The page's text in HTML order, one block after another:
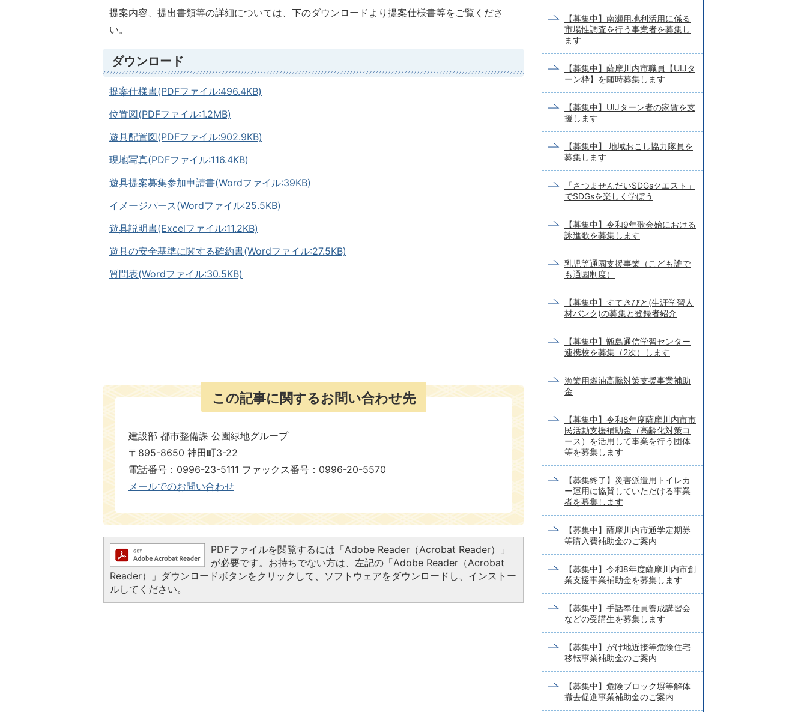
提案内容、提出書類等の詳細については、下のダウンロードより提案仕様書等をご覧くださ
い。
ダウンロード
提案仕様書(PDFファイル:496.4KB)
位置図(PDFファイル:1.2MB)
遊具配置図(PDFファイル:902.9KB)
現地写真(PDFファイル:116.4KB)
遊具提案募集参加申請書(Wordファイル:39KB)
イメージパース(Wordファイル:25.5KB)
遊具説明書(Excelファイル:11.2KB)
遊具の安全基準に関する確約書(Wordファイル:27.5KB)
質問表(Wordファイル:30.5KB)
この記事に関するお問い合わせ先
建設部 都市整備課 公園緑地グループ
〒895-8650 神田町3-22
電話番号：0996-23-5111 ファックス番号：0996-20-5570​​​​​​​
メールでのお問い合わせ
PDFファイルを閲覧するには「Adobe Reader（Acrobat Reader）」
が必要です。お持ちでない方は、左記の「Adobe Reader（Acrobat
Reader）」ダウンロードボタンをクリックして、ソフトウェアをダウンロードし、インストー
ルしてください。
【募集中】南瀬用地利活用に係る
市場性調査を行う事業者を募集し
ます
【募集中】薩摩川内市職員【UIJタ
ーン枠】を随時募集します
【募集中】UIJターン者の家賃を支
援します
【募集中】 地域おこし協力隊員を
募集します
「さつませんだいSDGsクエスト」
でSDGsを楽しく学ぼう
【募集中】令和9年歌会始における
詠進歌を募集します
乳児等通園支援事業（こども誰で
も通園制度）
【募集中】すてきびと(生涯学習人
材バンク)の募集と登録者紹介
【募集中】甑島通信学習センター
連携校を募集（2次）します
漁業用燃油高騰対策支援事業補助
金
【募集中】令和8年度薩摩川内市市
民活動支援補助金（高齢化対策コ
ース）を活用して事業を行う団体
等を募集します
【募集終了】災害派遣用トイレカ
ー運用に協賛していただける事業
者を募集します
【募集中】薩摩川内市通学定期券
等購入費補助金のご案内
【募集中】令和8年度薩摩川内市創
業支援事業補助金を募集します
【募集中】手話奉仕員養成講習会
などの受講生を募集します
【募集中】がけ地近接等危険住宅
移転事業補助金のご案内
【募集中】危険ブロック塀等解体
撤去促進事業補助金のご案内